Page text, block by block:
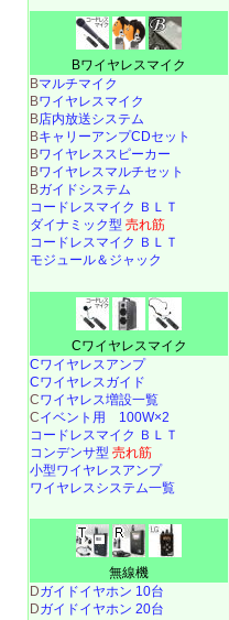
Bワイヤレスマイク
Bマルチマイク
Bワイヤレスマイク
B店内放送システム
BキャリーアンプCDセット
Bワイヤレススピーカー
Bワイヤレスマルチセット
Bガイドシステム
コードレスマイク ＢＬＴ
ダイナミック型 売れ筋
コードレスマイク ＢＬＴ
モジュール＆ジャック
Cワイヤレスマイク
Cワイヤレスアンプ
Cワイヤレスガイド
Cワイヤレス増設一覧
Cイベント用 100W×2
コードレスマイク ＢＬＴ
コンデンサ型 売れ筋
小型ワイヤレスアンプ
ワイヤレスシステム一覧
無線機
Dガイドイヤホン 10台
Dガイドイヤホン 20台